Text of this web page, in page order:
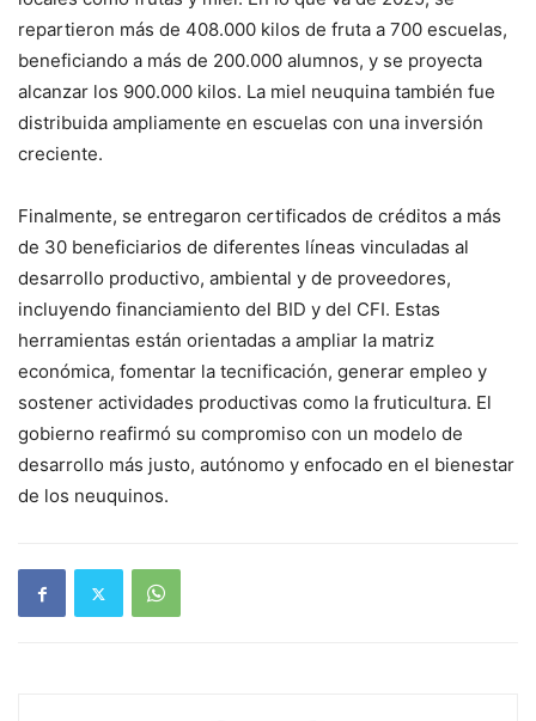
repartieron más de 408.000 kilos de fruta a 700 escuelas,
beneficiando a más de 200.000 alumnos, y se proyecta
alcanzar los 900.000 kilos. La miel neuquina también fue
distribuida ampliamente en escuelas con una inversión
creciente.
Finalmente, se entregaron certificados de créditos a más
de 30 beneficiarios de diferentes líneas vinculadas al
desarrollo productivo, ambiental y de proveedores,
incluyendo financiamiento del BID y del CFI. Estas
herramientas están orientadas a ampliar la matriz
económica, fomentar la tecnificación, generar empleo y
sostener actividades productivas como la fruticultura. El
gobierno reafirmó su compromiso con un modelo de
desarrollo más justo, autónomo y enfocado en el bienestar
de los neuquinos.